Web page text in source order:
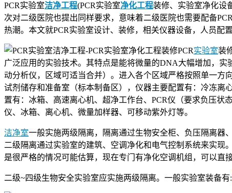
PCR实验室洁净工程(PCR实验室净化工程装修、实验室净化设
次对二级医院也提出同样要求，意味着二级医院也需要配备
热潮。本文就PCR实验室设计、装修，相关仪器设备，人员配
PCR实验室装
广泛应用的实验技术。其特点是能将微量的DNA大幅增加，
动分析仪，区域可适当合并）。进入各个区域严格按照单一方
试剂储存和准备室（标本制备区），仪器主要配置有：冷冻
置有：冰箱、高速离心机、超净工作台、PCR仪（要求负压
仪、冰箱、离心机、微量加样器、可移动紫外灯等。
洁净室一般实施两级隔离，隔离通过生物安全柜、负压隔离器
二级隔离通过实验室的建筑、空调净化和电气控制系统来实
是很严格的情况可能估算，现在专门有净化空调机组，可以直接
二级~四级生物安全实验室应实施两级隔离。一般实验室装备有: